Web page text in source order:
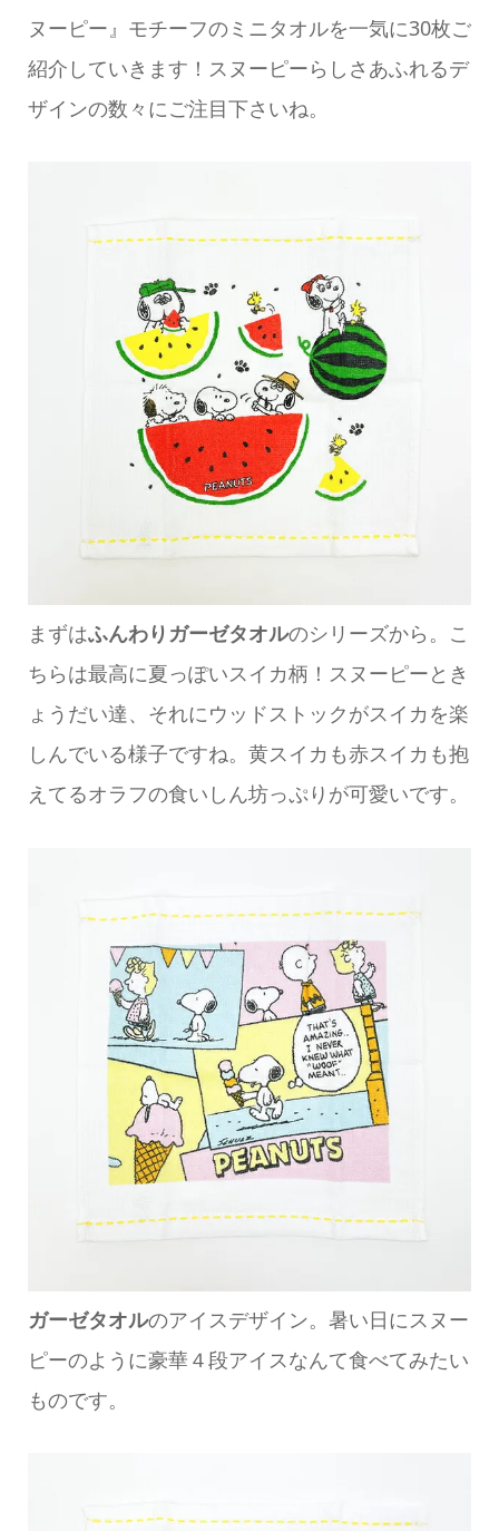
ヌーピー』モチーフのミニタオルを一気に30枚ご
紹介していきます！スヌーピーらしさあふれるデ
ザインの数々にご注目下さいね。
まずはふんわりガーゼタオルのシリーズから。こ
ちらは最高に夏っぽいスイカ柄！スヌーピーとき
ょうだい達、それにウッドストックがスイカを楽
しんでいる様子ですね。黄スイカも赤スイカも抱
えてるオラフの食いしん坊っぷりが可愛いです。
ガーゼタオルのアイスデザイン。暑い日にスヌー
ピーのように豪華４段アイスなんて食べてみたい
ものです。